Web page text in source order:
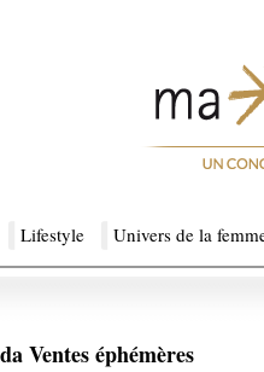
Lifestyle Univers de la
Ventes éphémères